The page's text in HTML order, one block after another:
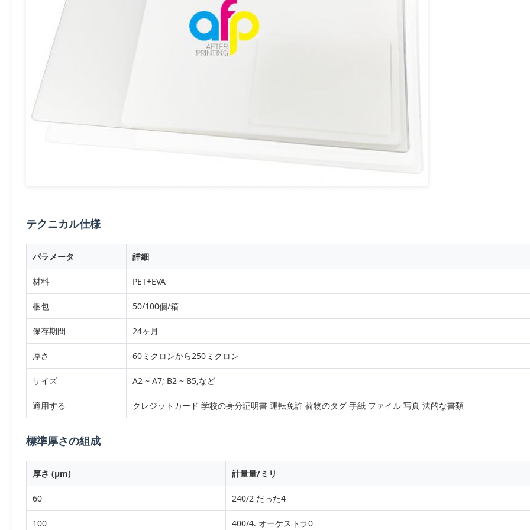
テクニカル仕様
パラメータ 詳細
材料 PET+EVA
梱包 50/100個/箱
保存期間 24ヶ月
厚さ 60ミクロンから250ミクロン
サイズ A2 ~ A7; B2 ~ B5,など
適用する クレジットカード 学校の身分証明書 運転免許 荷物のタグ 手紙 ファイル 写真 法的な書類
標準厚さの組成
厚さ (μm) 計量量/ミリ
60 240/2 だった4
100 400/4. オーケストラ0